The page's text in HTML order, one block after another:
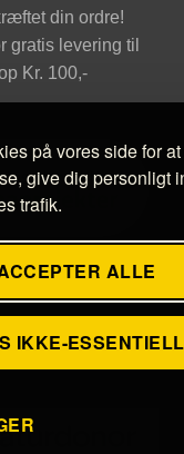
på vores side for
give dig personligt
trafik.
ALLE
IKKE-
din ordre!
gratis levering til
Kr. 100,-